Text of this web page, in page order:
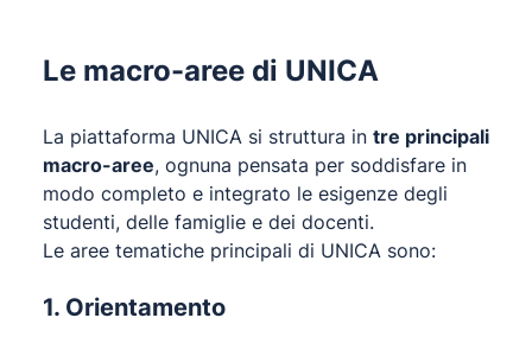
Le macro-aree di UNICA
La piattaforma UNICA si struttura in tre principali
macro-aree, ognuna pensata per soddisfare in
modo completo e integrato le esigenze degli
studenti, delle famiglie e dei docenti.
Le aree tematiche principali di UNICA sono:
1. Orientamento